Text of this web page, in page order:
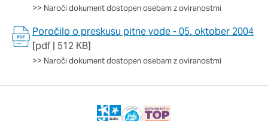
>> Naroči dokument dostopen osebam z oviranostmi
Poročilo o preskusu pitne vode - 05. oktober 2004
[pdf | 512 KB]
>> Naroči dokument dostopen osebam z oviranostmi